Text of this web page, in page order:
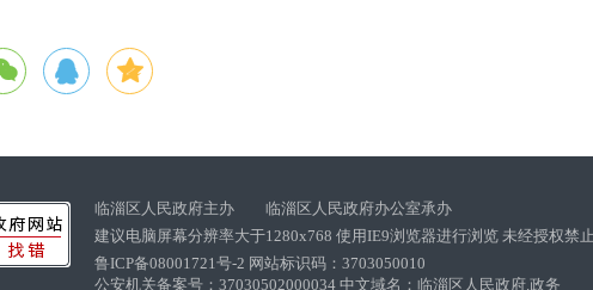
临淄区人民政府主办 临淄区人民政府办公室承办
建议电脑屏幕分辨率大于1280x768 使用IE9浏览器进行浏览 未经授权禁
鲁ICP备08001721号-2 网站标识码：3703050010
公安机关备案号：37030502000034 中文域名：临淄区人民政府.政务